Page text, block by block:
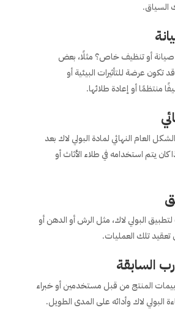
السياق.
صيانة أو تنظيف خاص؟ مثلًا، بعض
تكون عرضة للتأثيرات البيئية أو
منتظمًا أو إعادة طلائها.
العام النهائي لمادة البولي لاك بعد
يتم استخدامه في طلاء الأثاث أو
البولي لاك، مثل الرش أو الدهن أو
تلك العمليات.
السابقة
المنتج من قبل مستخدمين أو خبراء
البولي لاك وأدائه على المدى الطويل.